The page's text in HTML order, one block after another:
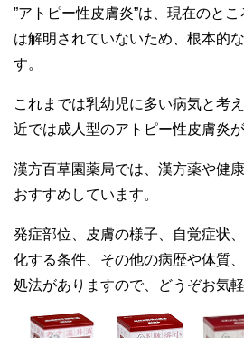
”アトピー性皮膚炎”は、現在のと
は解明されていないため、根本的
す。
これまでは乳幼児に多い病気と考
近では成人型のアトピー性皮膚炎
漢方百草園薬局では、漢方薬や健
おすすめしています。
発症部位、皮膚の様子、自覚症状
化する条件、その他の病歴や体質
処法がありますので、どうぞお気